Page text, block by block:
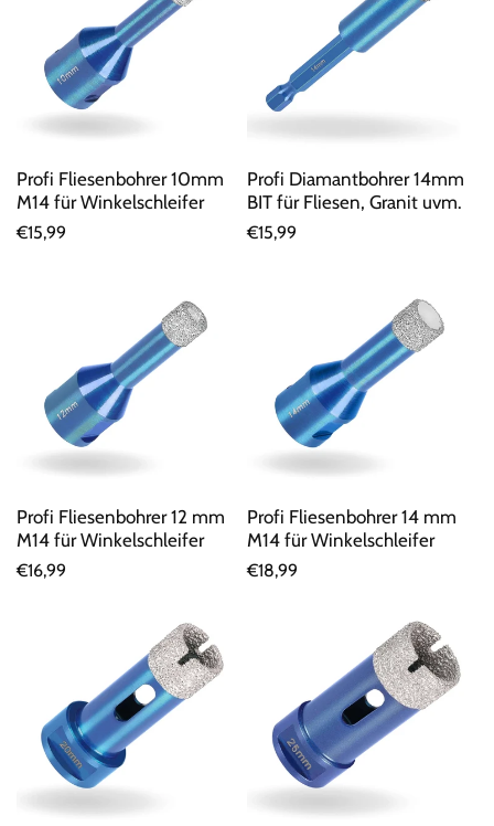
Profi Fliesenbohrer 10mm
M14 für Winkelschleifer
Normaler
€15,99
Profi Diamantbohrer 14mm
BIT für Fliesen, Granit uvm.
Normaler
€15,99
Profi Fliesenbohrer 12 mm
M14 für Winkelschleifer
Normaler
€16,99
Profi Fliesenbohrer 14 mm
M14 für Winkelschleifer
Normaler
€18,99